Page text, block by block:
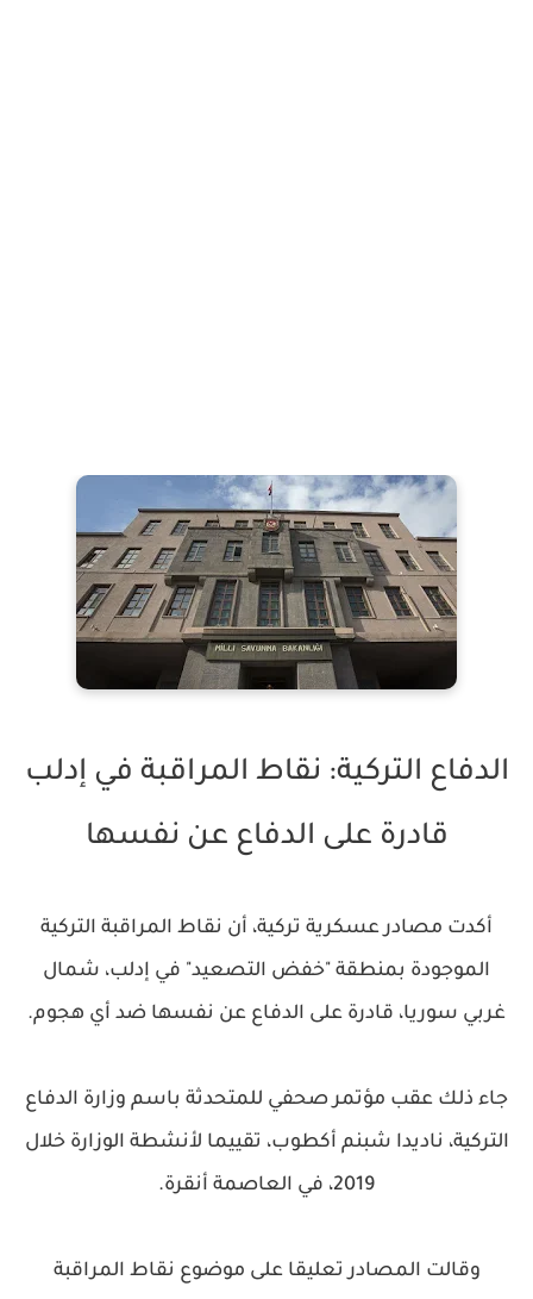
الدفاع التركية: نقاط المراقبة في إدلب
قادرة على الدفاع عن نفسها
أكدت مصادر عسكرية تركية، أن نقاط المراقبة التركية
الموجودة بمنطقة "خفض التصعيد" في إدلب، شمال
غربي سوريا، قادرة على الدفاع عن نفسها ضد أي هجوم.
جاء ذلك عقب مؤتمر صحفي للمتحدثة باسم وزارة الدفاع
التركية، ناديدا شبنم أكطوب، تقييما لأنشطة الوزارة خلال
2019، في العاصمة أنقرة.
وقالت المصادر تعليقا على موضوع نقاط المراقبة